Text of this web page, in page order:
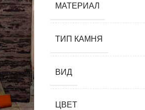
Hi-Macs
МАТЕРИАЛ
ТИП КАМНЯ
ВИД
ЦВЕТ